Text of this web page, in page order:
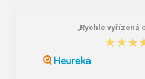
„Rychle vyřízená